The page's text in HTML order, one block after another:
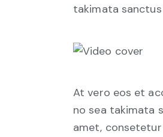
takimata
At vero eos et
no sea takimata
amet,